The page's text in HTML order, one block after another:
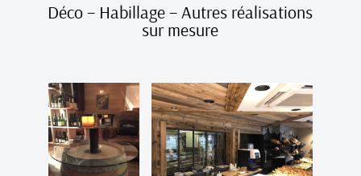
Déco – Habillage – Autres réalisations
sur mesure